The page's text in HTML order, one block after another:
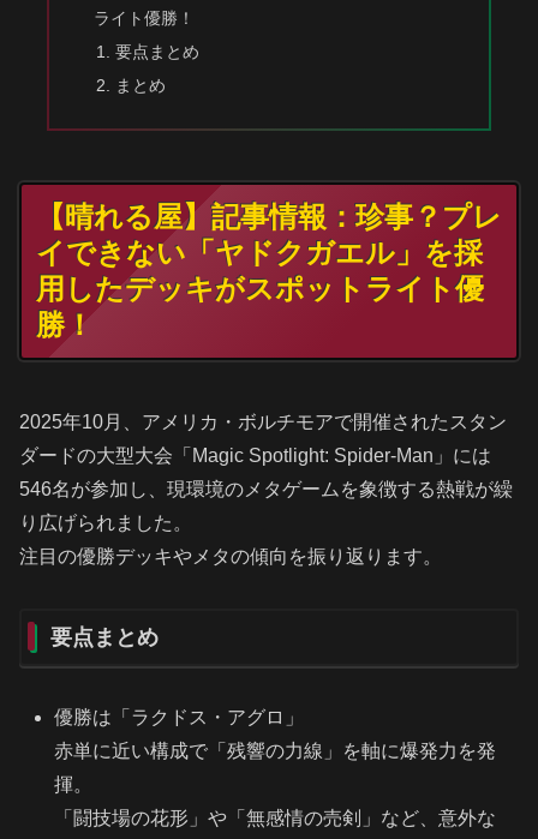
ライト優勝！
要点まとめ
まとめ
【晴れる屋】記事情報：珍事？プレ
イできない「ヤドクガエル」を採
用したデッキがスポットライト優
勝！
2025年10月、アメリカ・ボルチモアで開催されたスタン
ダードの大型大会「Magic Spotlight: Spider-Man」には
546名が参加し、現環境のメタゲームを象徴する熱戦が繰
り広げられました。
注目の優勝デッキやメタの傾向を振り返ります。
要点まとめ
優勝は「ラクドス・アグロ」
赤単に近い構成で「残響の力線」を軸に爆発力を発
揮。
「闘技場の花形」や「無感情の売剣」など、意外な